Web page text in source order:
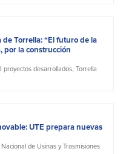
Torrella: “El futuro de la
por la construcción
desarrollados, Torrella
UTE prepara nuevas
de Usinas y Trasmisiones